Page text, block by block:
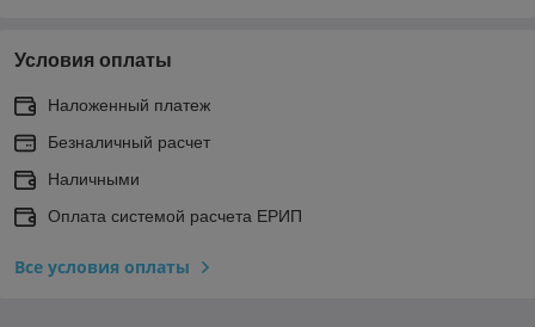
Условия оплаты
Наложенный платеж
Безналичный расчет
Наличными
Оплата системой расчета ЕРИП
Все условия оплаты